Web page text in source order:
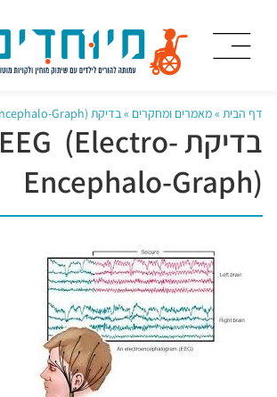
דף הבית »מאמרים ומחקרים »בדיקת EEG (Electro-Encephalo-Graph)
בדיקת EEG (Electro-
Encephalo-Graph)